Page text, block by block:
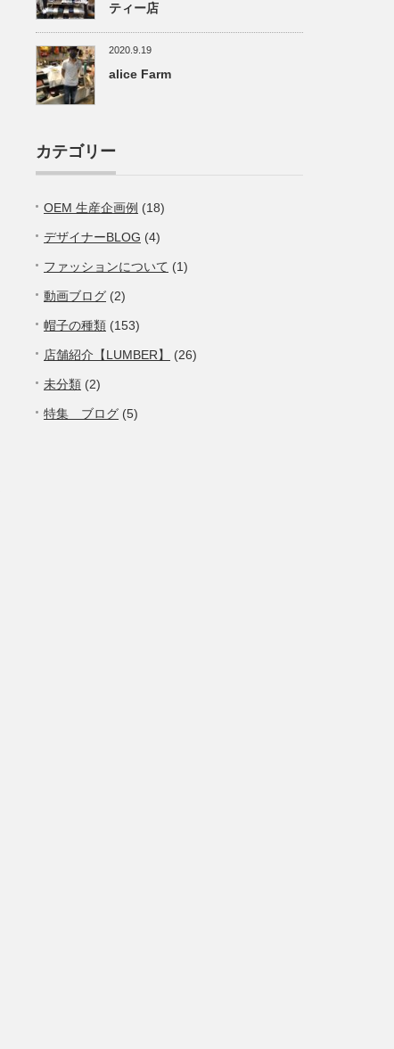
ティー店
2020.9.19
alice Farm
カテゴリー
OEM 生産企画例 (18)
デザイナーBLOG (4)
ファッションについて (1)
動画ブログ (2)
帽子の種類 (153)
店舗紹介【LUMBER】 (26)
未分類 (2)
特集 ブログ (5)